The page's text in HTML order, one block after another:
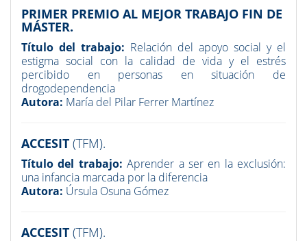
PRIMER PREMIO AL MEJOR TRABAJO FIN DE
MÁSTER.
Título del trabajo: Relación del apoyo social y el
estigma social con la calidad de vida y el estrés
percibido en personas en situación de
drogodependencia
Autora: María del Pilar Ferrer Martínez
ACCESIT (TFM).
Título del trabajo: Aprender a ser en la exclusión:
una infancia marcada por la diferencia
Autora: Úrsula Osuna Gómez
ACCESIT (TFM).